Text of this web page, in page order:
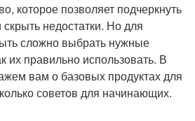
которое позволяет подчеркнуть
недостатки. Но для
сложно выбрать нужные
их правильно использовать. В
вам о базовых продуктах для
советов для начинающих.